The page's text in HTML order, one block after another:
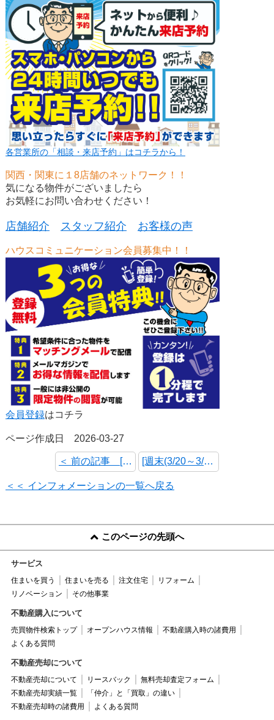
各営業所の「相談・来店予約」はコチラから！
関西・関東に１8店舗のネットワーク！！
気になる物件がございましたら
お気軽にお問い合わせください！
店舗紹介 スタッフ紹介 お客様の声
ハウスコミュニケーション会員募集中！！
会員登録はコチラ
ページ作成日 2026-03-27
＜ 前の記事 [週末(3/28～3/29)のＷＥＢチラシを更新しました！] [週末(3/20～3/22)のＷＥＢチラシを更新しました！] 次の記事 ＞
＜＜ インフォメーションの一覧へ戻る
このページの先頭へ
サービス
住まいを買う 住まいを売る 注文住宅
リフォーム
リノベーション
その他事業
不動産購入について
売買物件検索トップ オープンハウス情報
不動産購入時の諸費用
よくある質問
不動産売却について
不動産売却について リースバック
無料売却査定フォーム
不動産売却実績一覧
「仲介」と「買取」の違い
不動産売却時の諸費用
よくある質問